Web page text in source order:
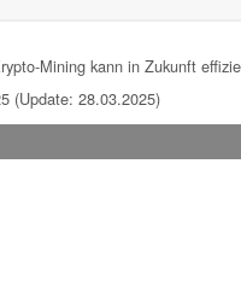
Mining kann in Zukunft
(Update: 28.03.2025)